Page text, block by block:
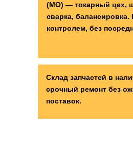
(МО) — токарный цех,
сварка,
контролем, без
Склад запчастей в
срочный ремонт без
поставок.